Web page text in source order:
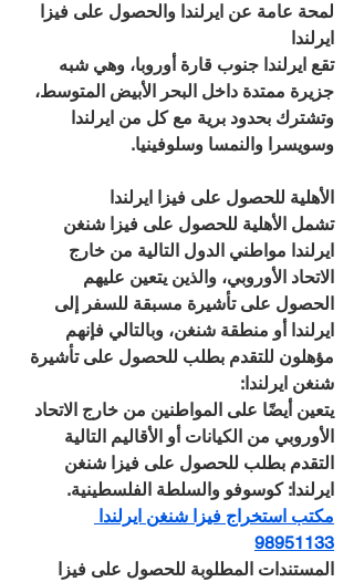
لمحة عامة عن ايرلندا والحصول على فيزا
ايرلندا
تقع ايرلندا جنوب قارة أوروبا، وهي شبه
جزيرة ممتدة داخل البحر الأبيض المتوسط​،
وتشترك بحدود برية مع كل من ايرلندا
وسويسرا والنمسا وسلوفينيا.
الأهلية للحصول على فيزا ايرلندا
تشمل الأهلية للحصول على فيزا شنغن
ايرلندا مواطني الدول التالية من خارج
الاتحاد الأوروبي، والذين يتعين عليهم
الحصول على تأشيرة مسبقة للسفر إلى
ايرلندا أو منطقة شنغن، وبالتالي فإنهم
مؤهلون للتقدم بطلب للحصول على تأشيرة
شنغن ايرلندا:
يتعين أيضًا على المواطنين من خارج الاتحاد
الأوروبي من الكيانات أو الأقاليم التالية
التقدم بطلب للحصول على فيزا شنغن
ايرلندا: كوسوفو والسلطة الفلسطينية.
مكتب استخراج فيزا شنغن ايرلندا
98951133
المستندات المطلوبة للحصول على فيزا